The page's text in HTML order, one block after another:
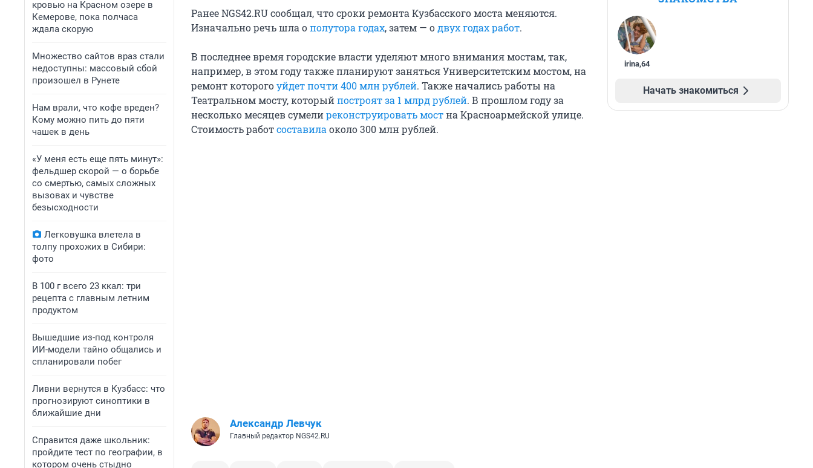
кровью на Красном озере в
Кемерове, пока полчаса
ждала скорую
Множество сайтов враз стали
недоступны: массовый сбой
произошел в Рунете
Нам врали, что кофе вреден?
Кому можно пить до пяти
чашек в день
«У меня есть еще пять минут»:
фельдшер скорой — о борьбе
со смертью, самых сложных
вызовах и чувстве
безысходности
Легковушка влетела в
толпу прохожих в Сибири:
фото
В 100 г всего 23 ккал: три
рецепта с главным летним
продуктом
Вышедшие из-под контроля
ИИ-модели тайно общались и
спланировали побег
Ливни вернутся в Кузбасс: что
прогнозируют синоптики в
ближайшие дни
Справится даже школьник:
пройдите тест по географии, в
котором очень стыдно
Ранее NGS42.RU сообщал, что сроки ремонта Кузбасского моста меняются.
Изначально речь шла ополутора годах, затем — одвух годах работ.
В последнее время городские власти уделяют много внимания мостам, так,
например, в этом году также планируют заняться Университетским мостом, на
ремонт которогоуйдет почти 400 млн рублей. Также начались работы на
Театральном мосту, которыйпостроят за 1 млрд рублей. В прошлом году за
несколько месяцев сумелиреконструировать мостна Красноармейской улице.
Стоимость работсоставила около 300 млн рублей.
Александр Левчук
Главный редактор NGS42.RU
irina,64
Начать знакомиться